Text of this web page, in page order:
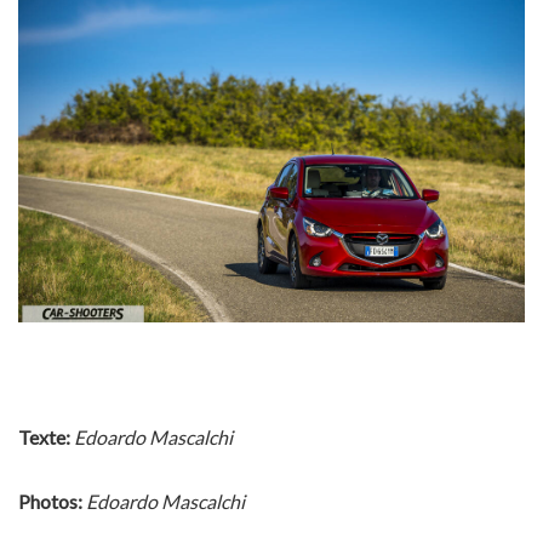
Texte: Edoardo Mascalchi
Photos: Edoardo Mascalchi